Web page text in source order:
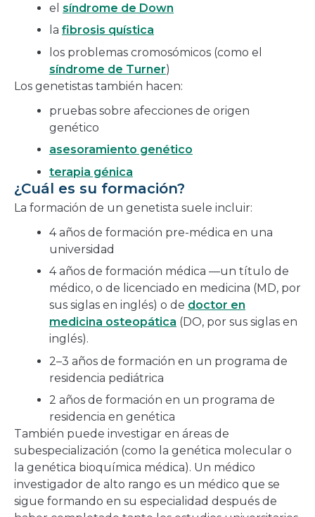
el síndrome de Down
la fibrosis quística
los problemas cromosómicos (como el
síndrome de Turner)
Los genetistas también hacen:
pruebas sobre afecciones de origen
genético
asesoramiento genético
terapia génica
¿Cuál es su formación?
La formación de un genetista suele incluir:
4 años de formación pre-médica en una
universidad
4 años de formación médica —un título de
médico, o de licenciado en medicina (MD, por
sus siglas en inglés) o de doctor en
medicina osteopática (DO, por sus siglas en
inglés).
2–3 años de formación en un programa de
residencia pediátrica
2 años de formación en un programa de
residencia en genética
También puede investigar en áreas de
subespecialización (como la genética molecular o
la genética bioquímica médica). Un médico
investigador de alto rango es un médico que se
sigue formando en su especialidad después de